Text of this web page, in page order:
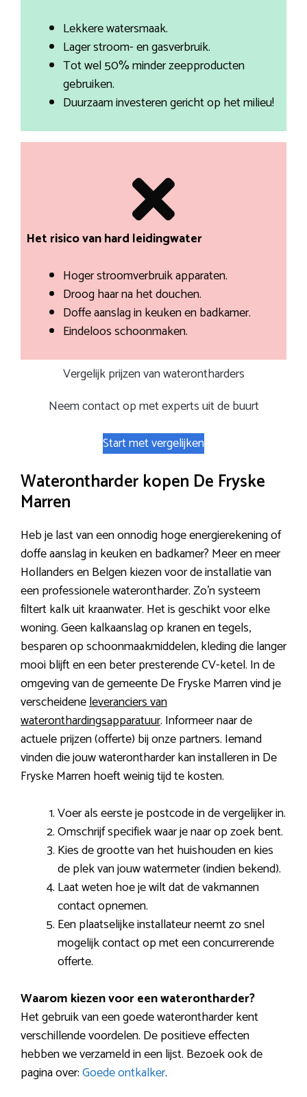
Lekkere watersmaak.
Lager stroom- en gasverbruik.
Tot wel 50% minder zeepproducten
gebruiken.
Duurzaam investeren gericht op het milieu!
Het risico van hard leidingwater
Hoger stroomverbruik apparaten.
Droog haar na het douchen.
Doffe aanslag in keuken en badkamer.
Eindeloos schoonmaken.
Vergelijk prijzen van waterontharders
Neem contact op met experts uit de buurt
Start met vergelijken
Waterontharder kopen De Fryske
Marren
Heb je last van een onnodig hoge energierekening of
doffe aanslag in keuken en badkamer? Meer en meer
Hollanders en Belgen kiezen voor de installatie van
een professionele waterontharder. Zo’n systeem
filtert kalk uit kraanwater. Het is geschikt voor elke
woning. Geen kalkaanslag op kranen en tegels,
besparen op schoonmaakmiddelen, kleding die langer
mooi blijft en een beter presterende CV-ketel. In de
omgeving van de gemeente De Fryske Marren vind je
verscheideneleveranciers van
wateronthardingsapparatuur. Informeer naar de
actuele prijzen (offerte) bij onze partners. Iemand
vinden die jouw waterontharder kan installeren in De
Fryske Marren hoeft weinig tijd te kosten.
Voer als eerste je postcode in de vergelijker in.
Omschrijf specifiek waar je naar op zoek bent.
Kies de grootte van het huishouden en kies
de plek van jouw watermeter (indien bekend).
Laat weten hoe je wilt dat de vakmannen
contact opnemen.
Een plaatselijke installateur neemt zo snel
mogelijk contact op met een concurrerende
offerte.
Waarom kiezen voor een waterontharder?
Het gebruik van een goede waterontharder kent
verschillende voordelen. De positieve effecten
hebben we verzameld in een lijst. Bezoek ook de
pagina over:Goede ontkalker.